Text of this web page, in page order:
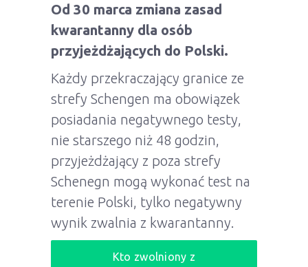
Od 30 marca zmiana zasad
kwarantanny dla osób
przyjeżdżających do Polski.
Każdy przekraczający granice ze
strefy Schengen ma obowiązek
posiadania negatywnego testy,
nie starszego niż 48 godzin,
przyjeżdżający z poza strefy
Schenegn mogą wykonać test na
terenie Polski, tylko negatywny
wynik zwalnia z kwarantanny.
Kto zwolniony z